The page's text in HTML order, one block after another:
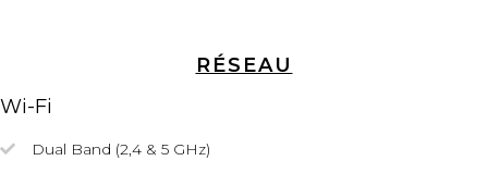
RÉSEAU
Wi-Fi
Dual Band (2,4 & 5 GHz)